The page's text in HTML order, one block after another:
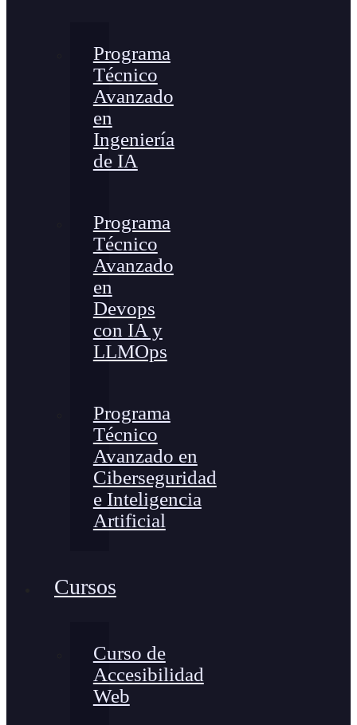
Programa
Técnico
Avanzado
en
Ingeniería
de IA
Programa
Técnico
Avanzado
en
Devops
con IA y
LLMOps
Programa
Técnico
Avanzado en
Ciberseguridad
e Inteligencia
Artificial
Cursos
Curso de
Accesibilidad
Web